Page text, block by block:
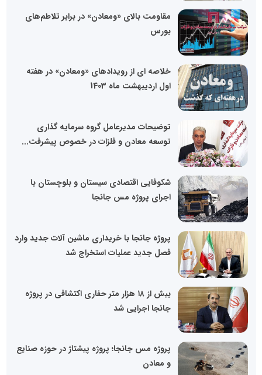
مقاومت بالای «ومعادن» در برابر تلاطم‌های
بورس
خلاصه ای از رویدادهای «ومعادن» در هفته
اول اردیبهشت ماه 1403
توضیحات مدیرعامل گروه سرمایه گذاری
توسعه معادن و فلزات در خصوص پیشرفت...
شکوفایی اقتصادی سیستان و بلوچستان با
اجرای پروژه مس جانجا
پروژه جانجا با خریداری ماشین آلات جدید وارد
فصل جدید عملیات استخراج شد
بیش از ۱۸ هزار متر حفاری اکتشافی در پروژه
جانجا اجرایی شد
پروژه مس جانجا؛ پروژه پیشتاژ در حوزه صنایع
و معادن